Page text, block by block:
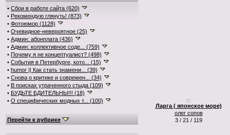
• Сбои в работе сайта (620)
• Рекомендую глянуть! (873)
• Фотоюмор (1128)
• Очевидное-невероятное (25)
• Админ: абонплата (436)
• Админ: коллективное соде... (759)
• Почему я не концептуалист? (498)
• События в Петербурге, кото... (15)
• humor || Как стать знамени... (39)
• Снова о критике и современ... (34)
• В поисках утраченного стыда (109)
• БУДЬТЕ БДИТЕЛЬНЫ!!! (18)
• О специфических модных т... (100)
Перейти к рубрике
Ларга ( японское море)
олег сопов
3 / 21 / 119